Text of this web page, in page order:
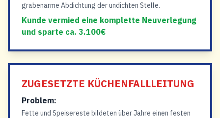
grabenarme Abdichtung der undichten Stelle.
Kunde vermied eine komplette Neuverlegung
und sparte ca. 3.100€
ZUGESETZTE KÜCHENFALLLEITUNG
Problem:
Fette und Speisereste bildeten über Jahre einen festen